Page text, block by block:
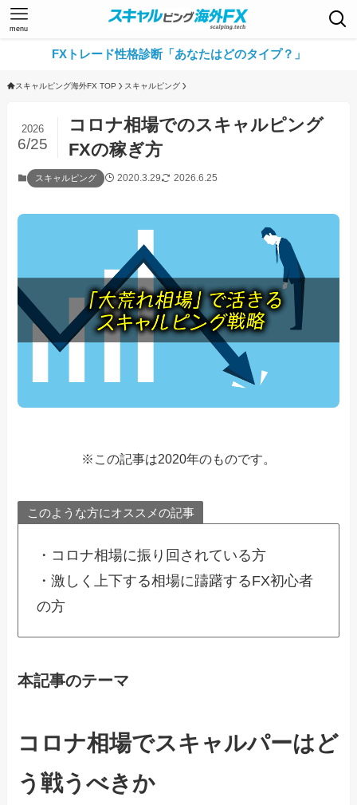
menu
FXトレード性格診断「あなたはどのタイプ？」
スキャルピング海外FX TOP スキャルピング
コロナ相場でのスキャルピング
FXの稼ぎ方
2026
6/25
スキャルピング 2020.3.29 2026.6.25
※この記事は2020年のものです。
このような方にオススメの記事
・コロナ相場に振り回されている方
・激しく上下する相場に躊躇するFX初心者
の方
本記事のテーマ
コロナ相場でスキャルパーはど
う戦うべきか